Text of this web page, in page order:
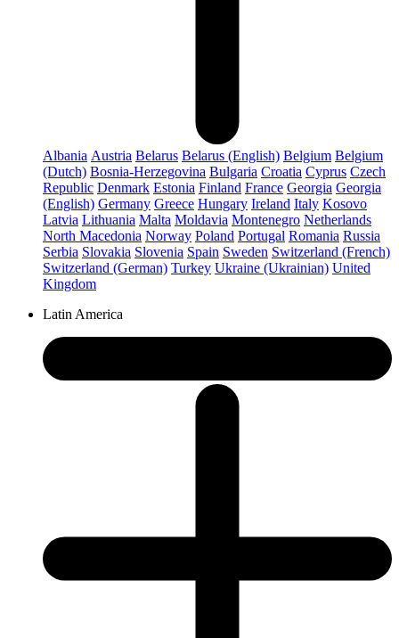
Albania Austria Belarus Belarus (English) Belgium Belgium
(Dutch) Bosnia-Herzegovina Bulgaria Croatia Cyprus Czech
Republic Denmark Estonia Finland France Georgia Georgia
(English) Germany Greece Hungary Ireland Italy Kosovo
Latvia Lithuania Malta Moldavia Montenegro Netherlands
North Macedonia Norway Poland Portugal Romania Russia
Serbia Slovakia Slovenia Spain Sweden Switzerland (French)
Switzerland (German) Turkey Ukraine (Ukrainian) United
Kingdom
Latin America